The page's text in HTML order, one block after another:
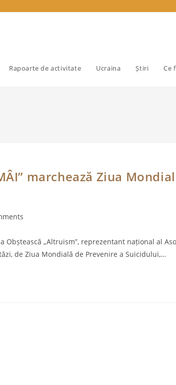
Rapoarte de activitate Ucraina Știri Ce
marchează Ziua
„Altruism”, reprezentant național al
de Ziua Mondială de Prevenire a Suicidului,…